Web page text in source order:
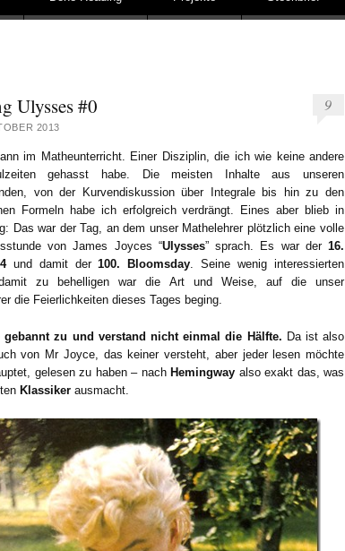
Ulysses #0
2013
9
im Matheunterricht. Einer Disziplin, die ich wie keine andere
gehasst habe. Die meisten Inhalte aus unseren
von der Kurvendiskussion über Integrale bis hin zu den
Formeln habe ich erfolgreich verdrängt. Eines aber blieb in
Das war der Tag, an dem unser Mathelehrer plötzlich eine volle
von James Joyces “Ulysses” sprach. Es war der16.
und damit der100. Bloomsday. Seine wenig interessierten
zu behelligen war die Art und Weise, auf die unser
die Feierlichkeiten dieses Tages beging.
gebannt zu und verstand nicht einmal die Hälfte. Da ist also
von Mr Joyce, das keiner versteht, aber jeder lesen möchte
gelesen zu haben – nach Hemingway also exakt das, was
Klassiker ausmacht.